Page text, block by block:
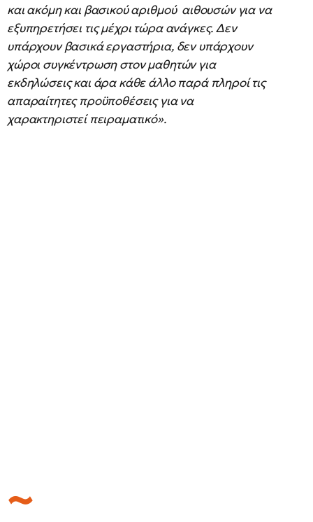
και ακόμη και βασικού αριθμού αιθουσών για να
εξυπηρετήσει τις μέχρι τώρα ανάγκες. Δεν
υπάρχουν βασικά εργαστήρια, δεν υπάρχουν
χώροι συγκέντρωση στον μαθητών για
εκδηλώσεις και άρα κάθε άλλο παρά πληροί τις
απαραίτητες προϋποθέσεις για να
χαρακτηριστεί πειραματικό».